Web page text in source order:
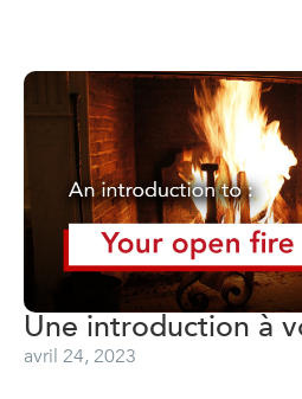
Une introduction à
avril 24, 2023